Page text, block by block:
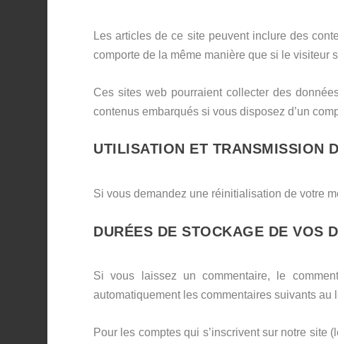
Les articles de ce site peuvent inclure des
comporte de la même manière que si le visiteur
Ces sites web pourraient collecter des
contenus embarqués si vous disposez d’un
UTILISATION ET TRANSMISSION
Si vous demandez une réinitialisation de votre
DURÉES DE STOCKAGE DE VOS
Si vous laissez un commentaire, le
automatiquement les commentaires suivants
Pour les comptes qui s’inscrivent sur notre